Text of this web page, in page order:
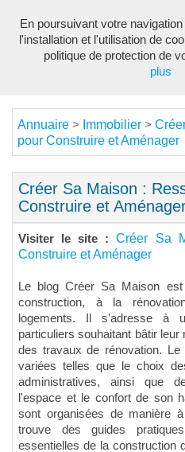
Annuaire > Immobilier >
pour Construire et Aménager
Créer Sa Maison :
Construire et
Visiter le site :Créer Sa
Construire et Aménager
Le blog Créer Sa Maison
construction, à la
logements. Il s'adresse à
particuliers souhaitant bâtir
des travaux de rénovation.
variées telles que le choix
administratives, ainsi que
l'espace et le confort de son
sont organisées de manière
trouve des guides
essentielles de la construction
En poursuivant votre
l'installation et l'utilisation de
politique de protection de
plus